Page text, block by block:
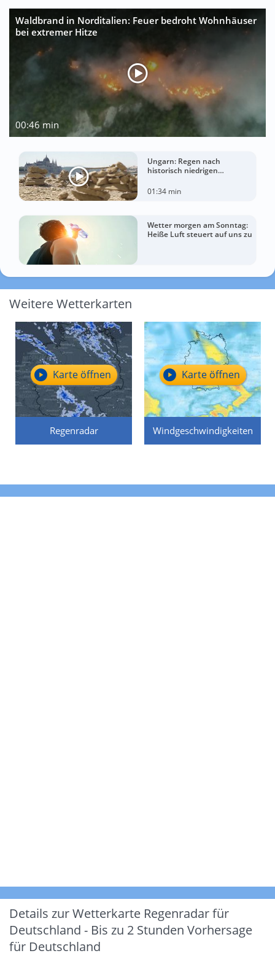
Waldbrand in Norditalien: Feuer bedroht Wohnhäuser
bei extremer Hitze
00:46 min
Ungarn: Regen nach
historisch niedrigen
01:34 min
Wetter morgen am Sonntag:
Heiße Luft steuert auf uns zu
Weitere Wetterkarten
Regenradar
Karte öffnen
Windgeschwindigkeiten
Karte öffnen
Details zur Wetterkarte Regenradar für
Deutschland - Bis zu 2 Stunden Vorhersage
für Deutschland